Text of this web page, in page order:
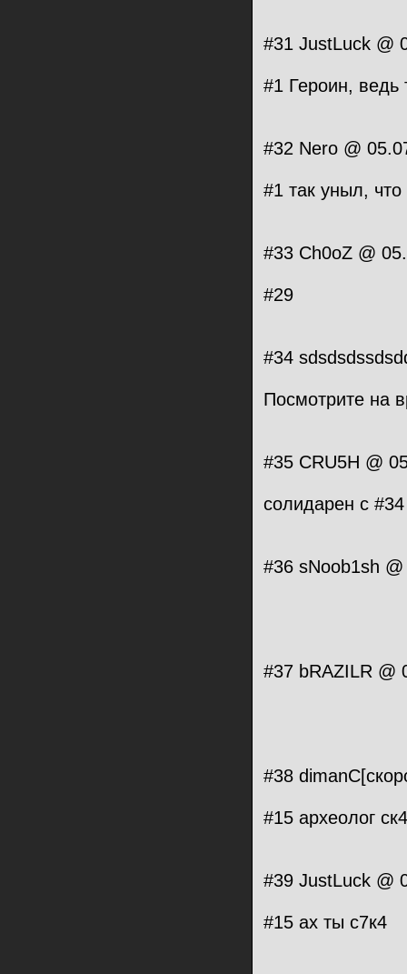
#31 JustLuck @
#1 Героин, ведь
#32 Nero @
#1 так уныл, что
#33 Ch0oZ @
#29
#34
Посмотрите на
#35 CRU5H @
солидарен с #34
#36 sNoob1sh
#37 bRAZILR @
#38
#15 археолог ск4
#39 JustLuck @
#15 ах ты c7к4